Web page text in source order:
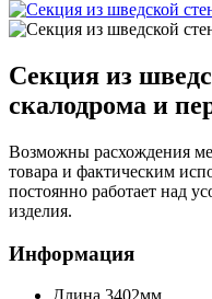
Секция из
скалодрома и
Возможны расхождения
товара и фактическим
постоянно работает над
изделия.
Информация